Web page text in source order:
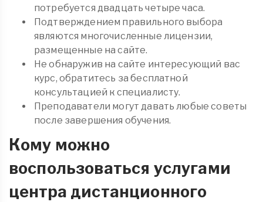
потребуется двадцать четыре часа.
Подтверждением правильного выбора
являются многочисленные лицензии,
размещенные на сайте.
Не обнаружив на сайте интересующий вас
курс, обратитесь за бесплатной
консультацией к специалисту.
Преподаватели могут давать любые советы
после завершения обучения.
Кому можно
воспользоваться услугами
центра дистанционного